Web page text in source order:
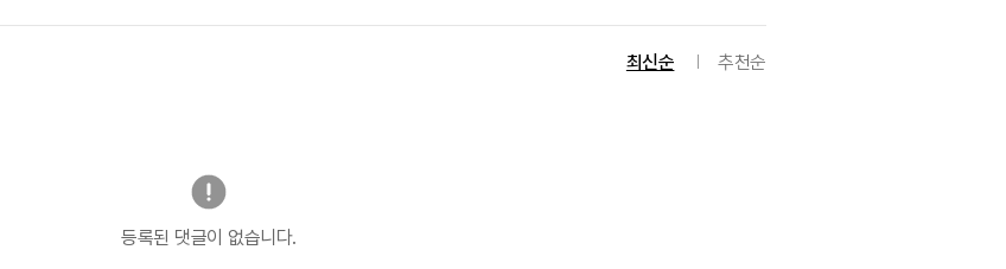
최신순 추천순
등록된 댓글이 없습니다.